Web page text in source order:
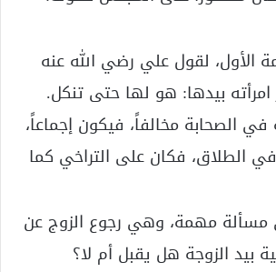
الأول، لقول علي رضي الله عنه
بيدها: هو لها حتى تنكل.
الصحابة مخالفاً، فيكون إجماعاً،
الطلاق، فكان على التراخي كما
مسألة مهمة، وهي رجوع الزوج عن
بيد الزوجة هل يقبل أم لا؟